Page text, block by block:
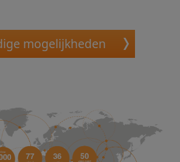
mogelijkheden